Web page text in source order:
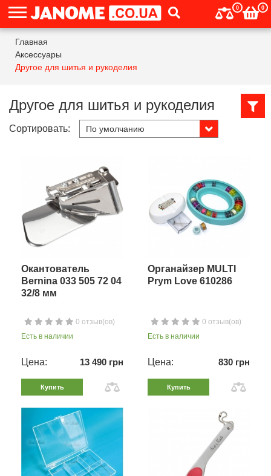
0 0
Главная
Аксессуары
Другое для шитья и рукоделия
Другое для шитья и рукоделия
Сортировать:
Окантователь
Bernina 033 505 72 04
32/8 мм
0 отзыв(ов)
Есть в наличии
Цена: 13 490 грн
Купить
Органайзер MULTI
Prym Love 610286
0 отзыв(ов)
Есть в наличии
Цена: 830 грн
Купить